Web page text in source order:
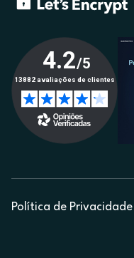
Política de Privacidade